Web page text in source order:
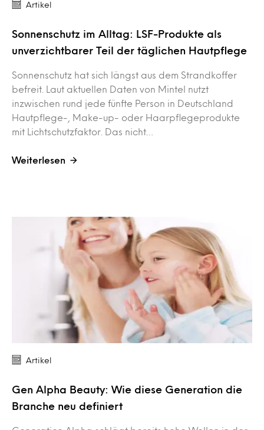
Artikel
Sonnenschutz im Alltag: LSF-Produkte als
unverzichtbarer Teil der täglichen Hautpflege
Sonnenschutz hat sich längst aus dem Strandkoffer
befreit. Laut aktuellen Daten von Mintel nutzt
inzwischen rund jede fünfte Person in Deutschland
Hautpflege-, Make-up- oder Haarpflegeprodukte
mit Lichtschutzfaktor. Das nicht…
Weiterlesen
Artikel
Gen Alpha Beauty: Wie diese Generation die
Branche neu definiert